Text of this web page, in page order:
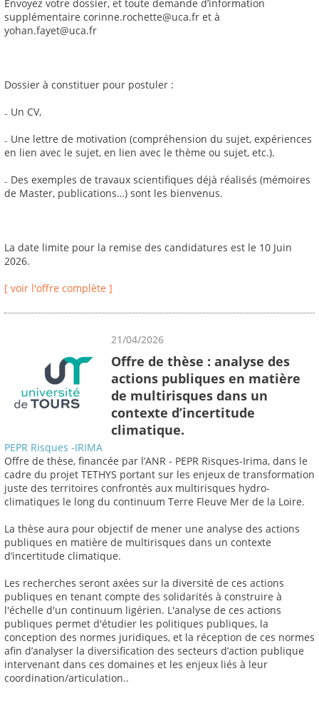
Envoyez votre dossier, et toute demande d’information
supplémentaire corinne.rochette@uca.fr et à
yohan.fayet@uca.fr
Dossier à constituer pour postuler :
₋ Un CV,
₋ Une lettre de motivation (compréhension du sujet, expériences
en lien avec le sujet, en lien avec le thème ou sujet, etc.).
₋ Des exemples de travaux scientifiques déjà réalisés (mémoires
de Master, publications…) sont les bienvenus.
La date limite pour la remise des candidatures est le 10 Juin
2026.
[ voir l'offre complète ]
21/04/2026
Offre de thèse : analyse des
actions publiques en matière
de multirisques dans un
contexte d’incertitude
climatique.
PEPR Risques -IRIMA
Offre de thèse, financée par l’ANR - PEPR Risques-Irima, dans le
cadre du projet TETHYS portant sur les enjeux de transformation
juste des territoires confrontés aux multirisques hydro-
climatiques le long du continuum Terre Fleuve Mer de la Loire.
La thèse aura pour objectif de mener une analyse des actions
publiques en matière de multirisques dans un contexte
d’incertitude climatique.
Les recherches seront axées sur la diversité de ces actions
publiques en tenant compte des solidarités à construire à
l'échelle d'un continuum ligérien. L'analyse de ces actions
publiques permet d'étudier les politiques publiques, la
conception des normes juridiques, et la réception de ces normes
afin d’analyser la diversification des secteurs d’action publique
intervenant dans ces domaines et les enjeux liés à leur
coordination/articulation..